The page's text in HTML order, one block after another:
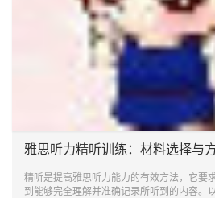
雅思听力精听训练：材料选择与
精听是提高雅思听力能力的有效方法，它要
到能够完全理解并准确记录所听到的内容。